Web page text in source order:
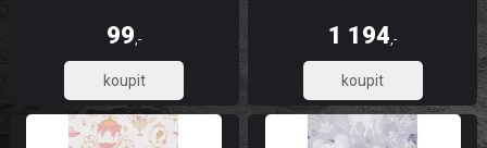
99,-
81,82
zakrytí jemných prasklin.
1 194,-
987,12